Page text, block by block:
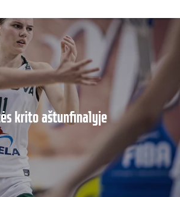
krito aštunfinalyje